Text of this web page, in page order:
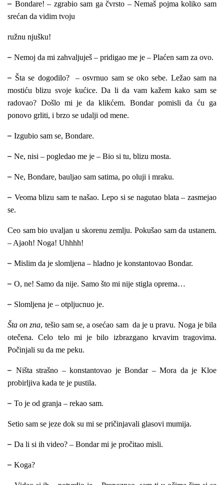
– Bondare! – zgrabio sam ga čvrsto – Nemaš pojma koliko sam
srećan da vidim tvoju
ružnu njušku!
– Nemoj da mi zahvaljuješ – pridigao me je – Plaćen sam za ovo.
– Šta se dogodilo? – osvrnuo sam se oko sebe. Ležao sam na
mostiću blizu svojekućice. Da li da vam kažem kako sam se
radovao? Došlo mi je da klikćem. Bondar pomisli da ću ga
ponovo grliti, i brzo se udalji od mene.
– Izgubio sam se, Bondare.
– Ne, nisi – pogledao me je – Bio si tu, blizu mosta.
– Ne, Bondare, bauljao sam satima, po oluji i mraku.
– Veoma blizu sam te našao. Lepo si se nagutao blata – zasmejao
se.
Ceo sam bio uvaljan u skorenu zemlju. Pokušao sam da ustanem.
– Ajaoh! Noga! Uhhhh!
– Mislim da je slomljena – hladno je konstantovao Bondar.
– O, ne! Samo da nije. Samo što mi nije stigla oprema…
– Slomljena je – otpljucnuo je.
Šta on zna, tešio sam se, a osećao sam da je u pravu. Noga je bila
otečena. Celo telo mi je bilo izbrazgano krvavim tragovima.
Počinjali su da me peku.
– Ništa strašno – konstantovao je Bondar – Mora da je Kloe
probirljiva kada te je pustila.
– To je od granja – rekao sam.
Setio sam se jeze dok su mi se pričinjavali glasovi mumija.
– Da li si ih video? – Bondar mi je pročitao misli.
– Koga?